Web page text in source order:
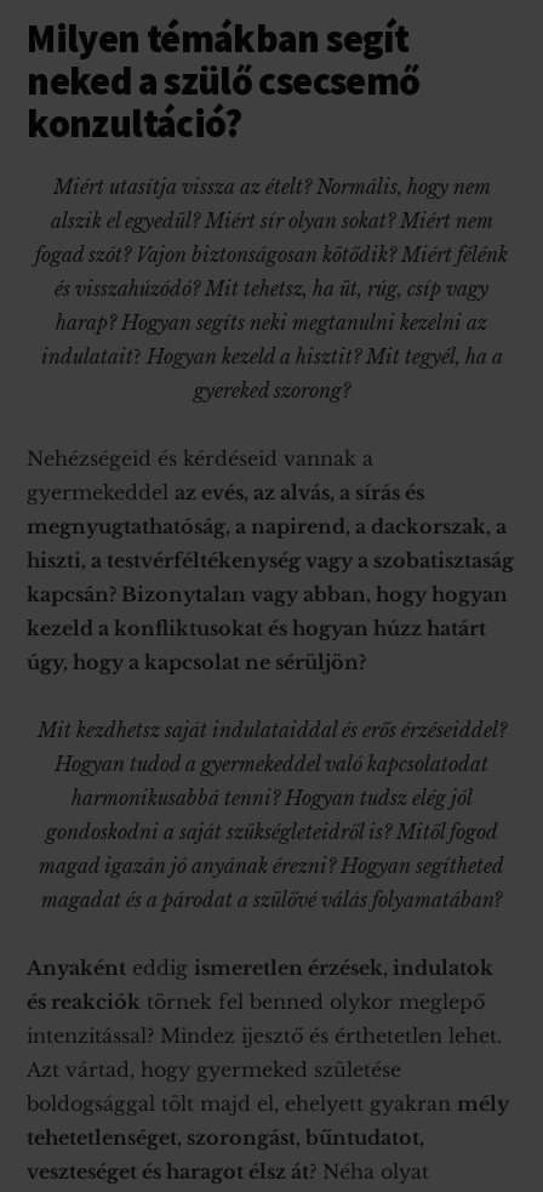
Milyen témákban segít
neked a szülő csecsemő
konzultáció?
Miért utasítja vissza az ételt? Normális, hogy nem
alszik el egyedül? Miért sír olyan sokat? Miért nem
fogad szót? Vajon biztonságosan kötődik?Miért félénk
és visszahúzódó? Mit tehetsz, ha üt, rúg, csíp vagy
harap? Hogyan segíts neki megtanulni kezelni az
indulatait? Hogyan kezeld a hisztit? Mit tegyél, ha a
gyereked szorong?
Nehézségeid és kérdéseid vannak a
gyermekeddel az evés, az alvás, a sírás és
megnyugtathatóság, a napirend, a dackorszak, a
hiszti, a testvérféltékenység vagy a szobatisztaság
kapcsán? Bizonytalan vagy abban, hogy hogyan
kezeld a konfliktusokat és hogyan húzz határt
úgy, hogy a kapcsolat ne sérüljön?
Mit kezdhetsz saját indulataiddal és erős érzéseiddel?
Hogyan tudod a gyermekeddel való kapcsolatodat
harmonikusabbá tenni? Hogyan tudsz elég jól
gondoskodni a saját szükségleteidről is? Mitől fogod
magad igazán jó anyának érezni? Hogyan segítheted
magadat és a párodat a szülővé válás folyamatában?
Anyaként eddig ismeretlen érzések, indulatok
és reakciók törnek fel benned olykor meglepő
intenzitással? Mindez ijesztő és érthetetlen lehet.
Azt vártad, hogy gyermeked születése
boldogsággal tölt majd el, ehelyett gyakran mély
tehetetlenséget, szorongást, bűntudatot,
veszteséget és haragot élsz át? Néha olyat